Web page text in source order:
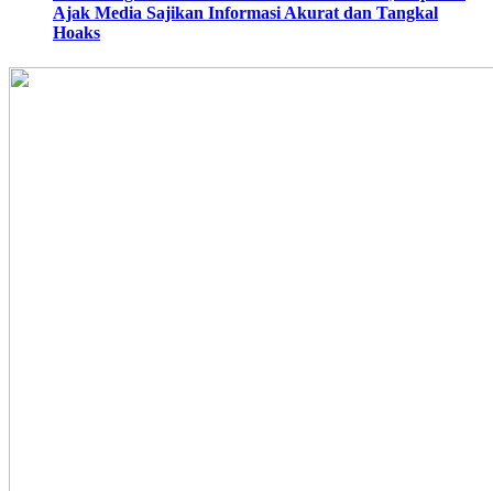
Ajak Media Sajikan Informasi Akurat dan Tangkal
Hoaks